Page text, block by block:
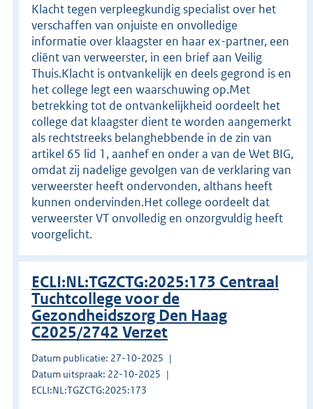
Klacht tegen verpleegkundig specialist over het
verschaffen van onjuiste en onvolledige
informatie over klaagster en haar ex-partner, een
cliënt van verweerster, in een brief aan Veilig
Thuis.Klacht is ontvankelijk en deels gegrond is en
het college legt een waarschuwing op.Met
betrekking tot de ontvankelijkheid oordeelt het
college dat klaagster dient te worden aangemerkt
als rechtstreeks belanghebbende in de zin van
artikel 65 lid 1, aanhef en onder a van de Wet BIG,
omdat zij nadelige gevolgen van de verklaring van
verweerster heeft ondervonden, althans heeft
kunnen ondervinden.Het college oordeelt dat
verweerster VT onvolledig en onzorgvuldig heeft
voorgelicht.
ECLI:NL:TGZCTG:2025:173 Centraal
Tuchtcollege voor de
Gezondheidszorg Den Haag
C2025/2742 Verzet
Datum publicatie: 27-10-2025
Datum uitspraak: 22-10-2025
ECLI:NL:TGZCTG:2025:173